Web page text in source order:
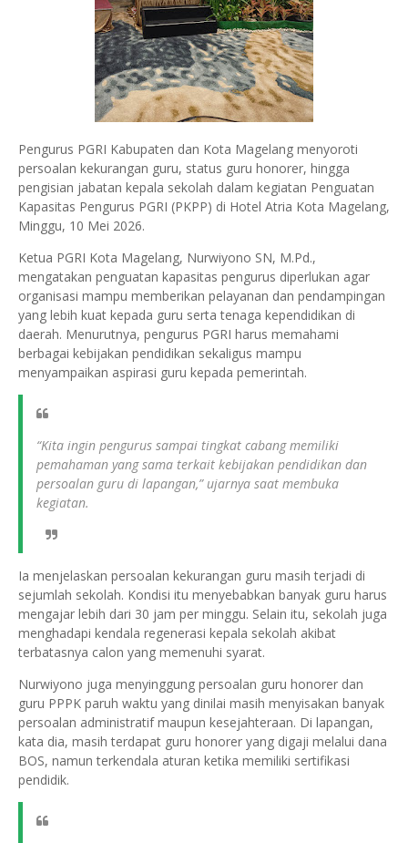
Pengurus PGRI Kabupaten dan Kota Magelang menyoroti
persoalan kekurangan guru, status guru honorer, hingga
pengisian jabatan kepala sekolah dalam kegiatan Penguatan
Kapasitas Pengurus PGRI (PKPP) di Hotel Atria Kota Magelang,
Minggu, 10 Mei 2026.
Ketua PGRI Kota Magelang, Nurwiyono SN, M.Pd.,
mengatakan penguatan kapasitas pengurus diperlukan agar
organisasi mampu memberikan pelayanan dan pendampingan
yang lebih kuat kepada guru serta tenaga kependidikan di
daerah. Menurutnya, pengurus PGRI harus memahami
berbagai kebijakan pendidikan sekaligus mampu
menyampaikan aspirasi guru kepada pemerintah.
“Kita ingin pengurus sampai tingkat cabang memiliki
pemahaman yang sama terkait kebijakan pendidikan dan
persoalan guru di lapangan,” ujarnya saat membuka
kegiatan.
Ia menjelaskan persoalan kekurangan guru masih terjadi di
sejumlah sekolah. Kondisi itu menyebabkan banyak guru harus
mengajar lebih dari 30 jam per minggu. Selain itu, sekolah juga
menghadapi kendala regenerasi kepala sekolah akibat
terbatasnya calon yang memenuhi syarat.
Nurwiyono juga menyinggung persoalan guru honorer dan
guru PPPK paruh waktu yang dinilai masih menyisakan banyak
persoalan administratif maupun kesejahteraan. Di lapangan,
kata dia, masih terdapat guru honorer yang digaji melalui dana
BOS, namun terkendala aturan ketika memiliki sertifikasi
pendidik.